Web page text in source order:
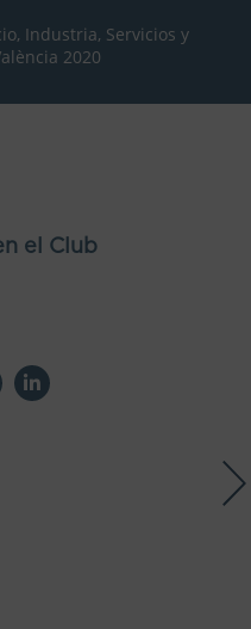
Industria, Servicios y
2020
el Club